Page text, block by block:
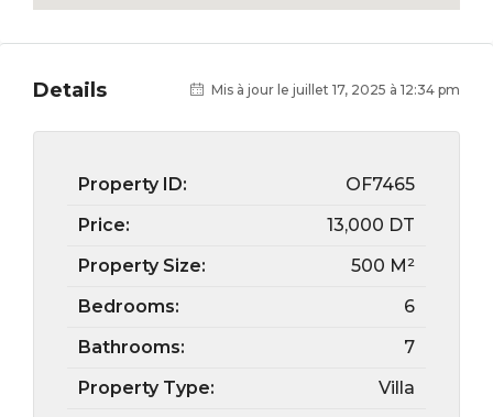
Details Mis à jour le juillet 17, 2025 à 12:34 pm
Property ID:
OF7465
Price:
13,000 DT
Property Size:
500 M²
Bedrooms:
6
Bathrooms:
7
Property Type:
Villa